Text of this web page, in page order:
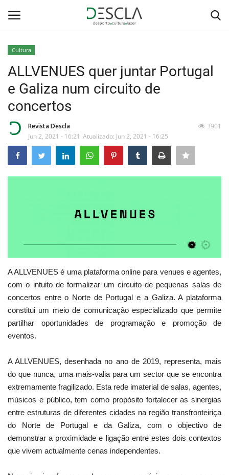
Home
Desporto
Estatuto Editorial
Saúde
Ficha técnica
Cultura
Ambiente
Cultura
ALLVENUES quer juntar Portugal
e Galiza num circuito de
concertos
Revista Descla
Jun 2, 2021 - 16:21 Atualizado: Jun 2, 2021 - 16:25
3901
A ALLVENUES é uma plataforma online para venues e agentes,
com o intuito de formalizar um circuito de pequenas salas de
concertos entre o Norte de Portugal e a Galiza. A plataforma
constitui um meio de comunicação especializado que permite
partilhar oportunidades de programação e promoção de
eventos.
A ALLVENUES, desenhada no ano de 2019, representa, mais
do que nunca, uma mais-valia para um sector que se encontra
extremamente fragilizado. Esta rede imaterial de salas, agentes,
músicos e público, tem como propósito fortalecer as sinergias
entre estruturas de diferentes cidades na região transfronteiriça
do Norte de Portugal e da Galiza, com o objectivo de
demonstrar a proximidade e ligação entre estes dois contextos
que vivem actualmente cenas independentes.